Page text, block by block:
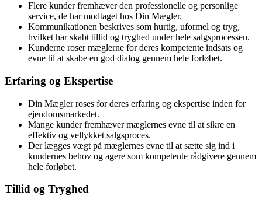
Flere kunder fremhæver den professionelle og personlige
service, de har modtaget hos Din Mægler.
Kommunikationen beskrives som hurtig, uformel og tryg,
hvilket har skabt tillid og tryghed under hele salgsprocessen.
Kunderne roser mæglerne for deres kompetente indsats og
evne til at skabe en god dialog gennem hele forløbet.
Erfaring og Ekspertise
Din Mægler roses for deres erfaring og ekspertise inden for
ejendomsmarkedet.
Mange kunder fremhæver mæglernes evne til at sikre en
effektiv og vellykket salgsproces.
Der lægges vægt på mæglernes evne til at sætte sig ind i
kundernes behov og agere som kompetente rådgivere gennem
hele forløbet.
Tillid og Tryghed